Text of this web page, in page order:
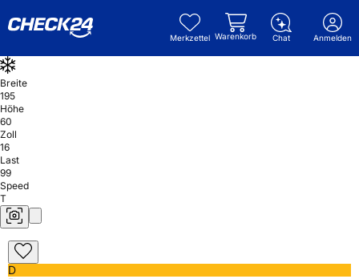
Merkzettel Warenkorb Chat Anmelden
Breite
195
Höhe
60
Zoll
16
Last
99
Speed
T
D